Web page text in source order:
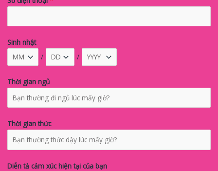
Sinh nhật
/
/
Thời gian ngủ
Thời gian thức
Diễn tả cảm xúc hiện tại của bạn